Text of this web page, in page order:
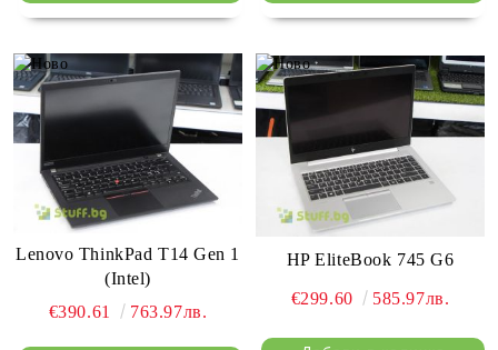
Lenovo ThinkPad T14 Gen 1
(Intel)
€390.61
763.97лв.
HP EliteBook 745 G6
€299.60 585.97лв.